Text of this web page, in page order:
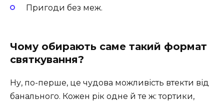
Пригоди без меж.
Чому обирають саме такий формат
святкування?
Ну, по-перше, це чудова можливість втекти від
банального. Кожен рік одне й те ж: тортики,